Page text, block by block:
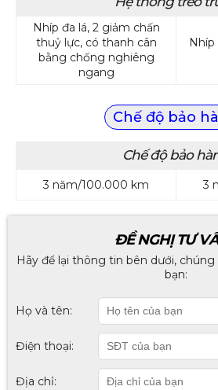
Nhíp đa lá, 2 giảm chấn
thuỷ lực, có thanh cân
bằng chống nghiêng
ngang
Nhíp
Chế độ bảo
Chế độ bảo
3 năm/100.000 km 3
ĐỀ NGHỊ TƯ
Hãy để lại thông tin bên dưới,
bạn:
Họ và tên:
Điện thoại:
Địa chỉ: